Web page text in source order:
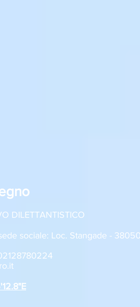
DILETTANTISTICO
sociale: Loc. Stangade -